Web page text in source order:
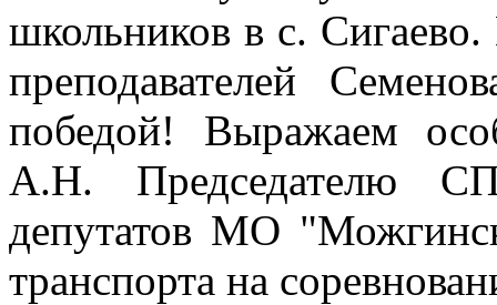
школьников в с.
преподавателей
победой! Выражаем
А.Н. Председателю
депутатов МО
транспорта на